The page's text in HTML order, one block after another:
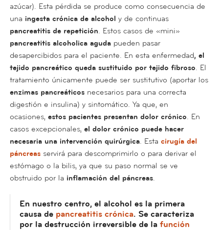
azúcar). Esta pérdida se produce como consecuencia de
una ingesta crónica de alcohol y de continuas
pancreatitis de repetición. Estos casos de «mini»
pancreatitis alcoholica aguda pueden pasar
desapercibidos para el paciente. En esta enfermedad, el
tejido pancreático queda sustituido por tejido fibroso. El
tratamiento únicamente puede ser sustitutivo (aportar los
enzimas pancreáticos necesarios para una correcta
digestión e insulina) y sintomático. Ya que, en
ocasiones, estos pacientes presentan dolor crónico. En
casos excepcionales, el dolor crónico puede hacer
necesaria una intervención quirúrgica. Esta cirugía del
páncreas servirá para descomprimirlo o para derivar el
estómago o la bilis, ya que su paso normal se ve
obstruido por la inflamación del páncreas.
En nuestro centro, el alcohol es la primera
causa de pancreatitis crónica. Se caracteriza
por la destrucción irreversible de la función